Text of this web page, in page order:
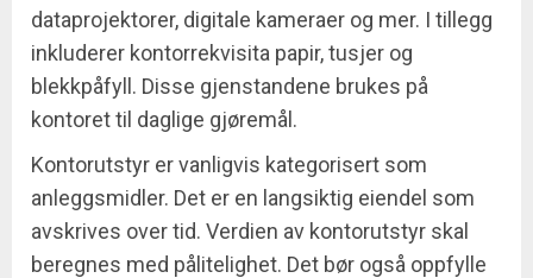
dataprojektorer, digitale kameraer og mer. I tillegg
inkluderer kontorrekvisita papir, tusjer og
blekkpåfyll. Disse gjenstandene brukes på
kontoret til daglige gjøremål.
Kontorutstyr er vanligvis kategorisert som
anleggsmidler. Det er en langsiktig eiendel som
avskrives over tid. Verdien av kontorutstyr skal
beregnes med pålitelighet. Det bør også oppfylle